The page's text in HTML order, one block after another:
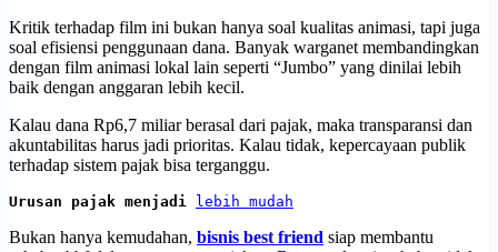
Kritik terhadap film ini bukan hanya soal kualitas animasi, tapi juga
soal efisiensi penggunaan dana. Banyak warganet membandingkan
dengan film animasi lokal lain seperti “Jumbo” yang dinilai lebih
baik dengan anggaran lebih kecil.
Kalau dana Rp6,7 miliar berasal dari pajak, maka transparansi dan
akuntabilitas harus jadi prioritas. Kalau tidak, kepercayaan publik
terhadap sistem pajak bisa terganggu.
Urusan pajak menjadi lebih mudah
Bukan hanya kemudahan, bisnis best friend siap membantu